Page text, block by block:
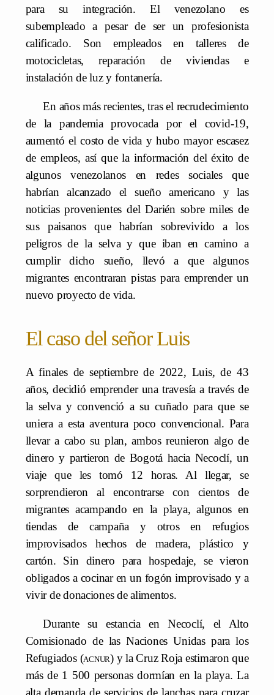
para su integración. El venezolano es
subempleado a pesar de ser un profesionista
calificado. Son empleados en talleres de
motocicletas, reparación de viviendas e
instalación de luz y fontanería.
En años más recientes, tras el recrudecimiento
de la pandemia provocada por el covid-19,
aumentó el costo de vida y hubo mayor escasez
de empleos, así que la información del éxito de
algunos venezolanos en redes sociales que
habrían alcanzado el sueño americano y las
noticias provenientes del Darién sobre miles de
sus paisanos que habrían sobrevivido a los
peligros de la selva y que iban en camino a
cumplir dicho sueño, llevó a que algunos
migrantes encontraran pistas para emprender un
nuevo proyecto de vida.
El caso del señor Luis
A finales de septiembre de 2022, Luis, de 43
años, decidió emprender una travesía a través de
la selva y convenció a su cuñado para que se
uniera a esta aventura poco convencional. Para
llevar a cabo su plan, ambos reunieron algo de
dinero y partieron de Bogotá hacia Necoclí, un
viaje que les tomó 12 horas. Al llegar, se
sorprendieron al encontrarse con cientos de
migrantes acampando en la playa, algunos en
tiendas de campaña y otros en refugios
improvisados hechos de madera, plástico y
cartón. Sin dinero para hospedaje, se vieron
obligados a cocinar en un fogón improvisado y a
vivir de donaciones de alimentos.
Durante su estancia en Necoclí, el Alto
Comisionado de las Naciones Unidas para los
Refugiados (acnur) y la Cruz Roja estimaron que
más de 1 500 personas dormían en la playa. La